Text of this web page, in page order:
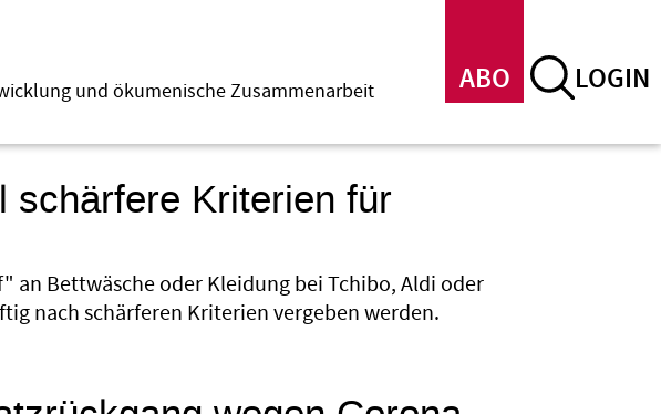
ABO LOGIN
und ökumenische Zusammenarbeit
schärfere Kriterien für
an Bettwäsche oder Kleidung bei Tchibo, Aldi oder
nach schärferen Kriterien vergeben werden.